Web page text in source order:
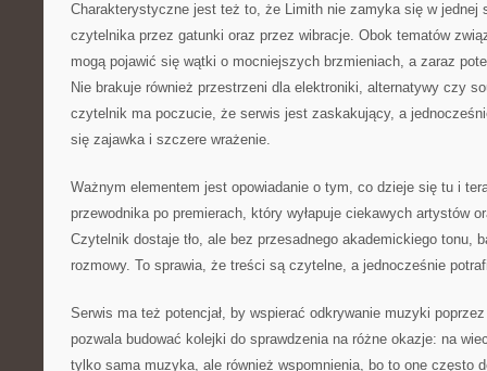
Charakterystyczne jest też to, że Limith nie zamyka się w jednej
czytelnika przez gatunki oraz przez wibracje. Obok tematów
mogą pojawić się wątki o mocniejszych brzmieniach, a zaraz
Nie brakuje również przestrzeni dla elektroniki, alternatywy czy
czytelnik ma poczucie, że serwis jest zaskakujący, a
się zajawka i szczere wrażenie.
Ważnym elementem jest opowiadanie o tym, co dzieje się tu i
przewodnika po premierach, który wyłapuje ciekawych artystów
Czytelnik dostaje tło, ale bez przesadnego akademickiego tonu,
rozmowy. To sprawia, że treści są czytelne, a jednocześnie
Serwis ma też potencjał, by wspierać odkrywanie muzyki
pozwala budować kolejki do sprawdzenia na różne okazje: na
tylko sama muzyka, ale również wspomnienia, bo to one często